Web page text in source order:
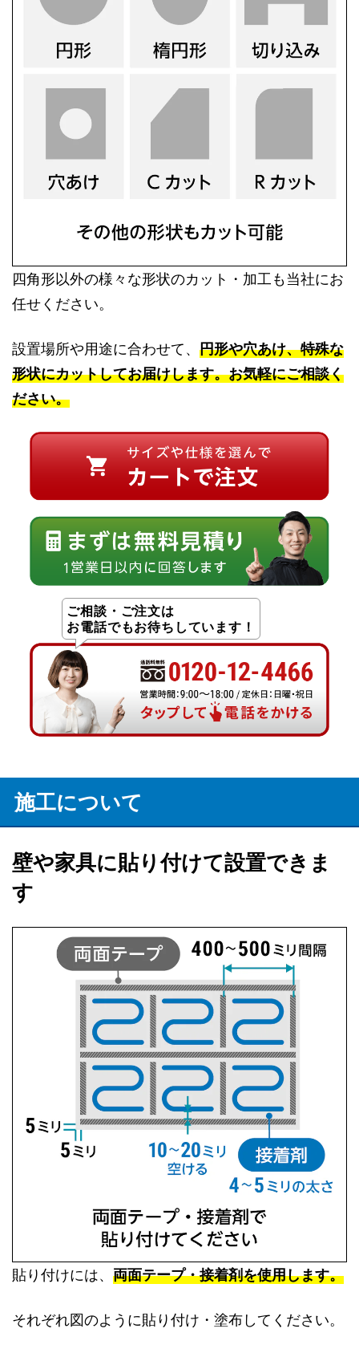
四角形以外の様々な形状のカット・加工も当社にお
任せください。
設置場所や用途に合わせて、 円形や穴あけ、特殊な
形状にカットしてお届けします。お気軽にご相談く
ださい。
ご相談・ご注文は
お電話でもお待ちしています！
施工について
壁や家具に貼り付けて設置できま
す
貼り付けには、 両面テープ・接着剤を使用します。
それぞれ図のように貼り付け・塗布してください。